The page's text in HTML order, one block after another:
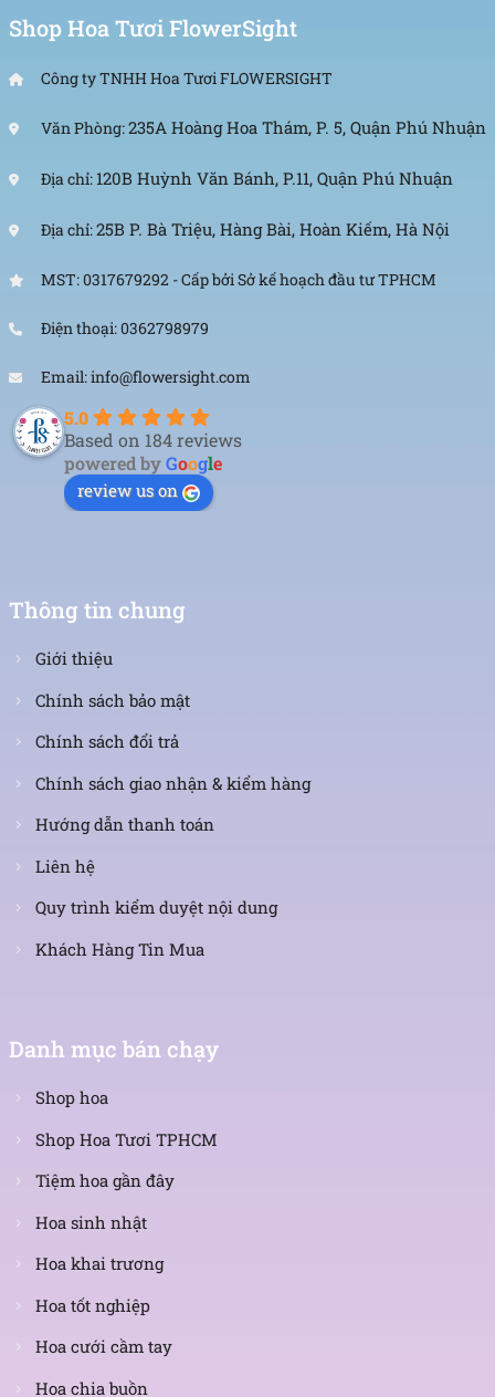
Mâu hoa baby tím 4
Mâu hoa baby tím 5
Shop Hoa Tươi FlowerSight
Công ty TNHH Hoa Tươi FLOWERSIGHT
Văn Phòng:235A Hoàng Hoa Thám, P. 5, Quận Phú Nhuận
Địa chỉ: 120B Huỳnh Văn Bánh, P.11, Quận Phú Nhuận
Địa chỉ:25B P. Bà Triệu, Hàng Bài, Hoàn Kiếm, Hà Nội
MST: 0317679292 - Cấp bởi Sở kế hoạch đầu tư TPHCM
Điện thoại: 0362798979
Email: info@flowersight.com
5.0
Based on 184 reviews
powered byGoogle
review us on
Thông tin chung
Giới thiệu
Chính sách bảo mật
Chính sách đổi trả
Chính sách giao nhận & kiểm hàng
Hướng dẫn thanh toán
Liên hệ
Quy trình kiểm duyệt nội dung
Khách Hàng Tin Mua
Danh mục bán chạy
Shop hoa
Shop Hoa Tươi TPHCM
Tiệm hoa gần đây
Hoa sinh nhật
Hoa khai trương
Hoa tốt nghiệp
Hoa cưới cầm tay
Hoa chia buồn